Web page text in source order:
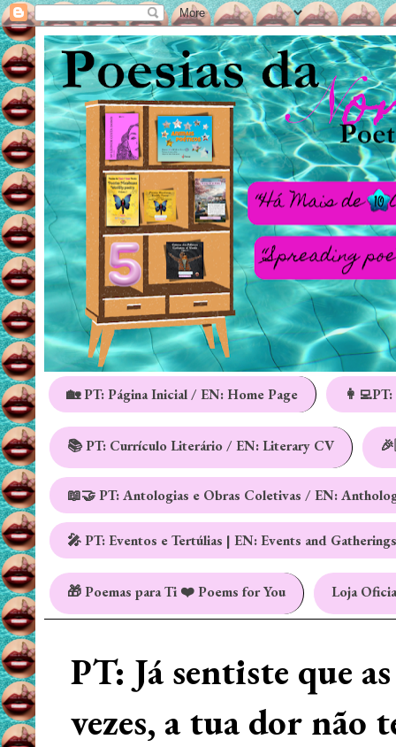
🏡 PT: Página Inicial / EN: Home Page
📚 PT: Currículo Literário / EN: Literary CV
📖🤝 PT: Antologias e Obras Coletivas / EN:
🎤 PT: Eventos e Tertúlias | EN: Events and Gatherings
🎁 Poemas para Ti ❤️ Poems for You Loja
PT: Já sentiste que
vezes, a tua dor não